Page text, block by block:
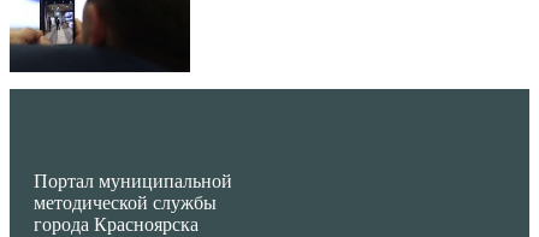
Портал муниципальной
методической службы
города Красноярска